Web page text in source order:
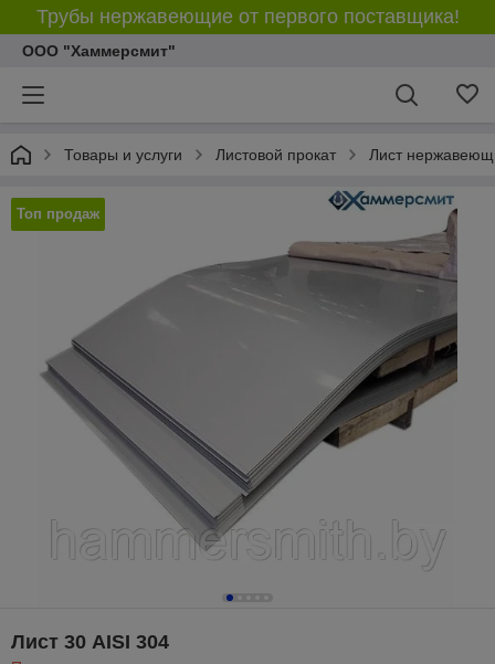
Трубы нержавеющие от первого поставщика!
ООО "Хаммерсмит"
Товары и услуги Листовой прокат Лист
Топ продаж
Лист 30 AISI 304